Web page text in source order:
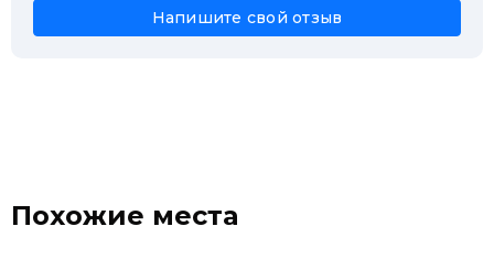
Напишите свой отзыв
Похожие места